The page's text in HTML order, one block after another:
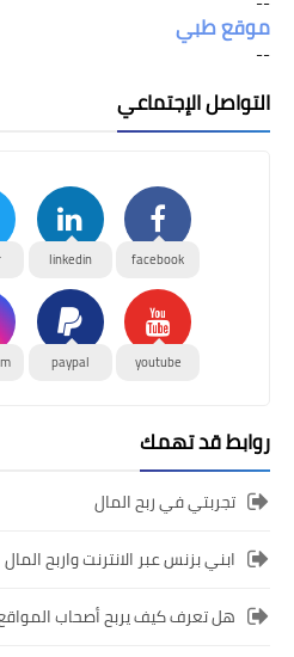
موقع طبي
--
التواصل الإجتماعي
facebook
linkedin
youtube
paypal
روابط قد تهمك
تجربتي في ربح المال
ابني بزنس عبر الانترنت واربح المال
هل تعرف كيف يربح أصحاب المواقع